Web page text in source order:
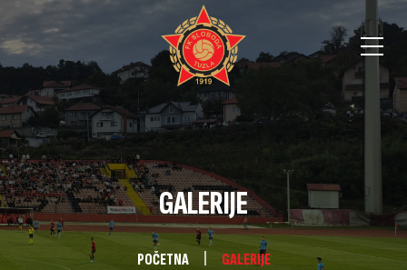
GALERIJE
POČETNA GALERIJE